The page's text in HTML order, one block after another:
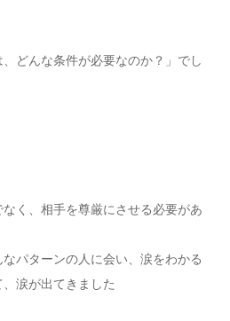
、どんな条件が必要なのか？」でし
なく、相手を尊厳にさせる必要があ
なパターンの人に会い、涙をわかる
涙が出てきました